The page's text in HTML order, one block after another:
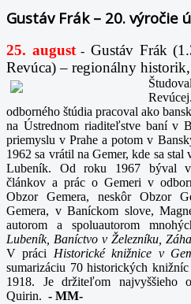
Gustáv Frák – 20. výročie
25. august- Gustáv Frák
Revúca) – regionálny
odborného štúdia pracoval ako
na Ústrednom riaditeľstve baní v
priemyslu v Prahe a potom v
1962 sa vrátil na Gemer, kde sa
Lubeník. Od roku 1967 býval
článkov a prác o Gemeri v
Obzor Gemera, neskôr Obzor
Gemera, v Baníckom slove,
autorom a spoluautorom
Lubeník, Baníctvo v Železníku,
V práci Historické knižnice v
sumarizáciu 70 historických
1918. Je držiteľom najvyššieho
Quirin. - MM-